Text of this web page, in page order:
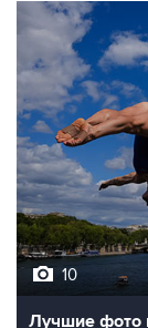
10
Лучшие фото